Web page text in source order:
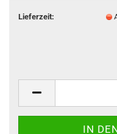
Lieferzeit: